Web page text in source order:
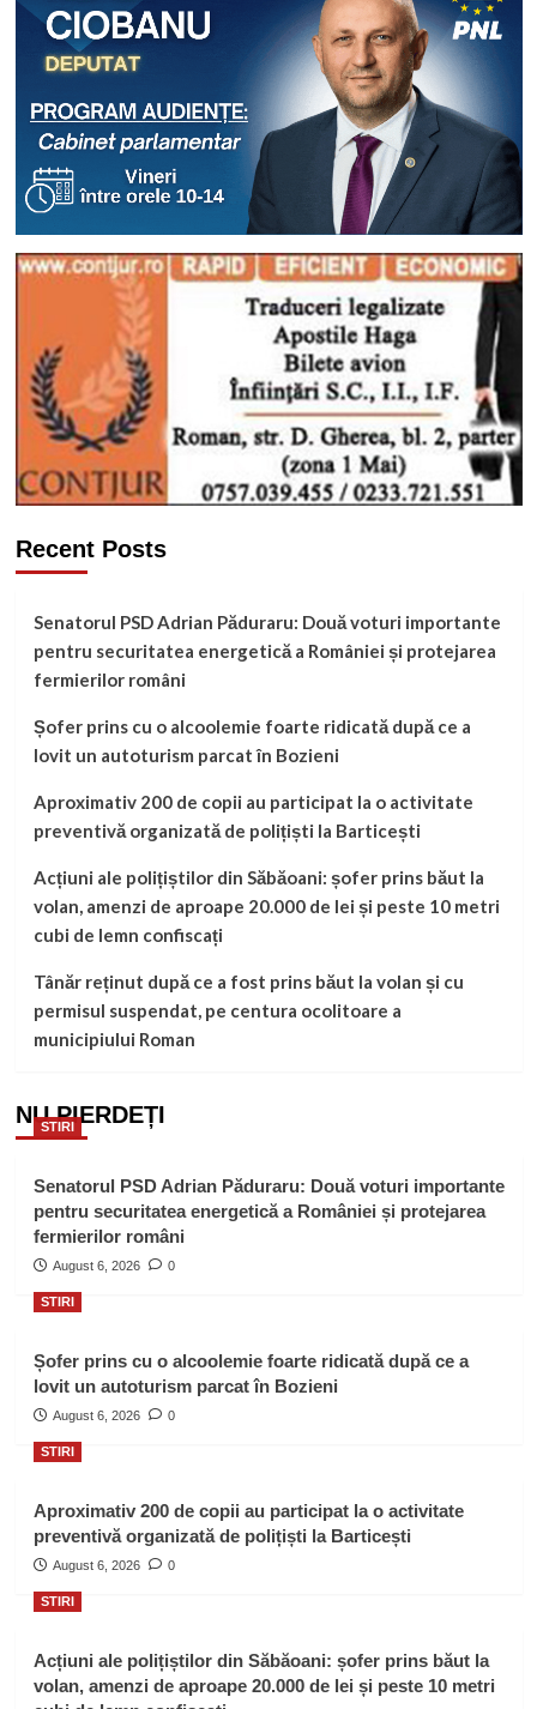
Recent Posts
Senatorul PSD Adrian Păduraru: Două voturi importante
pentru securitatea energetică a României și protejarea
fermierilor români
Șofer prins cu o alcoolemie foarte ridicată după ce a
lovit un autoturism parcat în Bozieni
Aproximativ 200 de copii au participat la o activitate
preventivă organizată de polițiști la Barticești
Acțiuni ale polițiștilor din Săbăoani: șofer prins băut la
volan, amenzi de aproape 20.000 de lei și peste 10 metri
cubi de lemn confiscați
Tânăr reținut după ce a fost prins băut la volan și cu
permisul suspendat, pe centura ocolitoare a
municipiului Roman
NU PIERDEȚI
STIRI
Senatorul PSD Adrian Păduraru: Două voturi importante
pentru securitatea energetică a României și protejarea
fermierilor români
August 6, 2026 0
STIRI
Șofer prins cu o alcoolemie foarte ridicată după ce a
lovit un autoturism parcat în Bozieni
August 6, 2026 0
STIRI
Aproximativ 200 de copii au participat la o activitate
preventivă organizată de polițiști la Barticești
August 6, 2026 0
STIRI
Acțiuni ale polițiștilor din Săbăoani: șofer prins băut la
volan, amenzi de aproape 20.000 de lei și peste 10 metri